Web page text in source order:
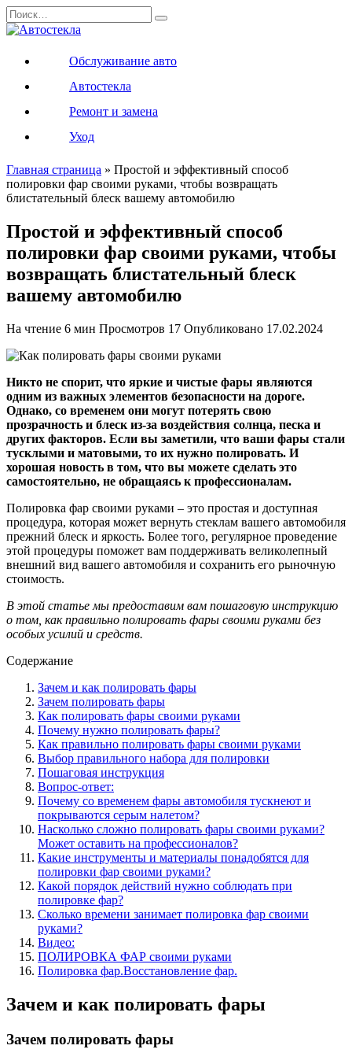
Перейти
к
Search
for:
Обслуживание авто
Автостекла
Ремонт и замена
Уход
Главная страница » Простой и эффективный способ
полировки фар своими руками, чтобы возвращать
блистательный блеск вашему автомобилю
Простой и эффективный способ
полировки фар своими руками, чтобы
возвращать блистательный блеск
вашему автомобилю
На чтение 6 мин Просмотров 17 Опубликовано 17.02.2024
Никто не спорит, что яркие и чистые фары являются
одним из важных элементов безопасности на дороге.
Однако, со временем они могут потерять свою
прозрачность и блеск из-за воздействия солнца, песка и
других факторов. Если вы заметили, что ваши фары стали
тусклыми и матовыми, то их нужно полировать. И
хорошая новость в том, что вы можете сделать это
самостоятельно, не обращаясь к профессионалам.
Полировка фар своими руками – это простая и доступная
процедура, которая может вернуть стеклам вашего автомобиля
прежний блеск и яркость. Более того, регулярное проведение
этой процедуры поможет вам поддерживать великолепный
внешний вид вашего автомобиля и сохранить его рыночную
стоимость.
В этой статье мы предоставим вам пошаговую инструкцию
о том, как правильно полировать фары своими руками без
особых усилий и средств.
Содержание
Зачем и как полировать фары
Зачем полировать фары
Как полировать фары своими руками
Почему нужно полировать фары?
Как правильно полировать фары своими руками
Выбор правильного набора для полировки
Пошаговая инструкция
Вопрос-ответ:
Почему со временем фары автомобиля тускнеют и
покрываются серым налетом?
Насколько сложно полировать фары своими руками?
Может оставить на профессионалов?
Какие инструменты и материалы понадобятся для
полировки фар своими руками?
Какой порядок действий нужно соблюдать при
полировке фар?
Сколько времени занимает полировка фар своими
руками?
Видео:
ПОЛИРОВКА ФАР своими руками
Полировка фар.Восстановление фар.
Зачем и как полировать фары
Зачем полировать фары